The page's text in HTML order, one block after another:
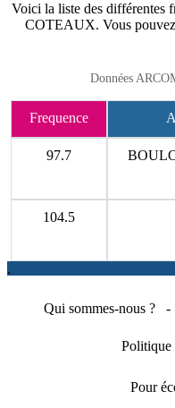
Voici la liste des
COTEAUX. Vous
Données
Frequence
97.7
104.5
.
Qui sommes-nous ? -
Politique
Pour